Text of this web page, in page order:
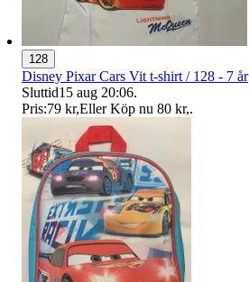
128
Disney Pixar Cars Vit t-shirt / 128 - 7 år
Sluttid15 aug 20:06.
Pris:79 kr,Eller Köp nu 80 kr,.